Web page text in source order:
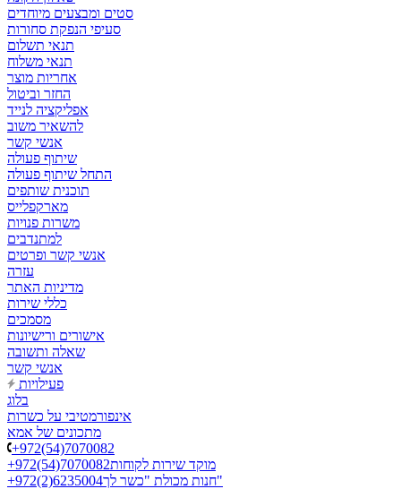
סטים ומבצעים מיוחדים
סעיפי הנפקת סחורות
תנאי תשלום
תנאי משלוח
אחריות מוצר
החזר וביטול
אפליקציה לנייד
להשאיר משוב
אנשי קשר
שיתוף פעולה
התחל שיתוף פעולה
תוכנית שותפים
מארקפלייס
משרות פנויות
למתנדבים
אנשי קשר ופרטים
עזרה
מדיניות האתר
כללי שירות
מסמכים
אישורים ורישיונות
שאלה ותשובה
אנשי קשר
פעילויות
בלוג
אינפורמטיבי על כשרות
מתכונים של אמא
+972(54)7070082
+972(54)7070082מוקד שירות לקוחות
+972(2)6235004
חנות מכולת "כשר לך"